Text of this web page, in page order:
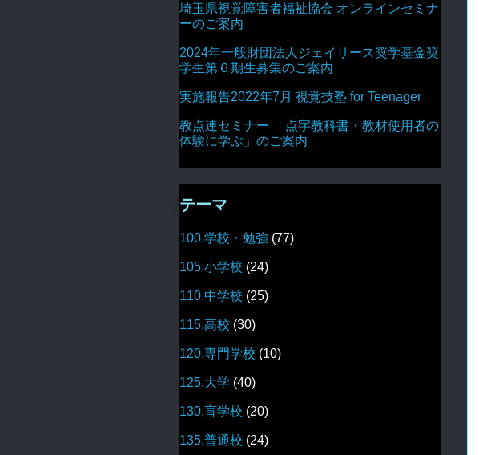
埼玉県視覚障害者福祉協会 オンラインセミナ
ーのご案内
2024年一般財団法人ジェイリース奨学基金奨
学生第６期生募集のご案内
実施報告2022年7月 視覚技塾 for Teenager
教点連セミナー 「点字教科書・教材使用者の
体験に学ぶ」のご案内
テーマ
100.学校・勉強 (77)
105.小学校 (24)
110.中学校 (25)
115.高校 (30)
120.専門学校 (10)
125.大学 (40)
130.盲学校 (20)
135.普通校 (24)